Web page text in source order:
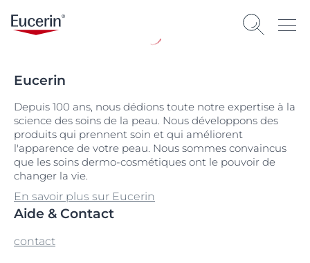
Eucerin
Depuis 100 ans, nous dédions toute notre expertise à la
science des soins de la peau. Nous développons des
produits qui prennent soin et qui améliorent
l'apparence de votre peau. Nous sommes convaincus
que les soins dermo-cosmétiques ont le pouvoir de
changer la vie.
En savoir plus sur Eucerin
Aide & Contact
contact